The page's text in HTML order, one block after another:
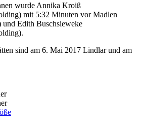
wurde Annika Kroiß
mit 5:32 Minuten vor Madlen
Edith Buschsieweke
sind am 6. Mai 2017 Lindlar und am